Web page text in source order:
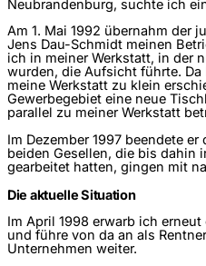
Neubrandenburg, suchte ich
Am 1. Mai 1992 übernahm der
Jens Dau-Schmidt meinen
ich in meiner Werkstatt, in der
wurden, die Aufsicht führte.
meine Werkstatt zu klein
Gewerbegebiet eine neue
parallel zu meiner Werkstatt
Im Dezember 1997 beendete
beiden Gesellen, die bis dahin
gearbeitet hatten, gingen mit
Die aktuelle Situation
Im April 1998 erwarb ich
und führe von da an als
Unternehmen weiter.